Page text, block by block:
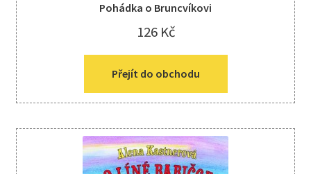
Pohádka o Bruncvíkovi
126 Kč
Přejít do obchodu